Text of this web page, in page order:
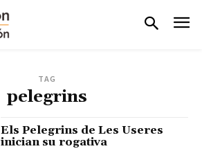
TAG
pelegrins
Els Pelegrins de Les Useres
inician su rogativa